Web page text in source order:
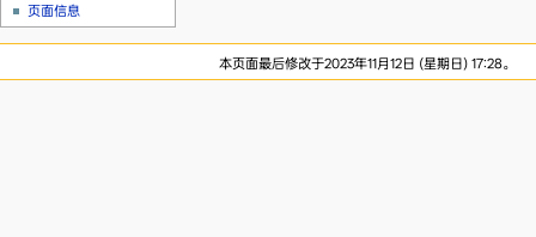
页面信息
本页面最后修改于2023年11月12日 (星期日) 17:28。